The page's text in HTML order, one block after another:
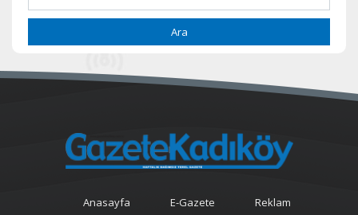
Ara
Anasayfa E-Gazete Reklam